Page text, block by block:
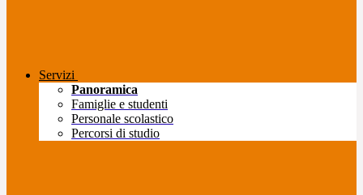
Servizi
Panoramica
Famiglie e studenti
Personale scolastico
Percorsi di studio